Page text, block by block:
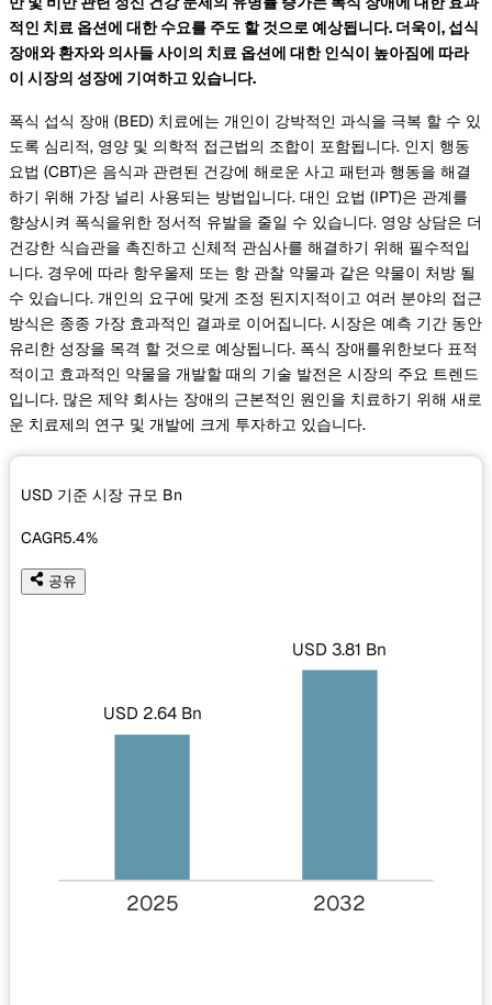
적인 치료 옵션에 대한 수요를 주도 할 것으로 예상됩니다. 더욱이, 섭식
장애와 환자와 의사들 사이의 치료 옵션에 대한 인식이 높아짐에 따라
이 시장의 성장에 기여하고 있습니다.
폭식 섭식 장애 (BED) 치료에는 개인이 강박적인 과식을 극복 할 수 있
도록 심리적, 영양 및 의학적 접근법의 조합이 포함됩니다. 인지 행동
요법 (CBT)은 음식과 관련된 건강에 해로운 사고 패턴과 행동을 해결
하기 위해 가장 널리 사용되는 방법입니다. 대인 요법 (IPT)은 관계를
향상시켜 폭식을위한 정서적 유발을 줄일 수 있습니다. 영양 상담은 더
건강한 식습관을 촉진하고 신체적 관심사를 해결하기 위해 필수적입
니다. 경우에 따라 항우울제 또는 항 관찰 약물과 같은 약물이 처방 될
수 있습니다. 개인의 요구에 맞게 조정 된지지적이고 여러 분야의 접근
방식은 종종 가장 효과적인 결과로 이어집니다. 시장은 예측 기간 동안
유리한 성장을 목격 할 것으로 예상됩니다. 폭식 장애를위한보다 표적
적이고 효과적인 약물을 개발할 때의 기술 발전은 시장의 주요 트렌드
입니다. 많은 제약 회사는 장애의 근본적인 원인을 치료하기 위해 새로
운 치료제의 연구 및 개발에 크게 투자하고 있습니다.
USD 기준 시장 규모 Bn
CAGR5.4%
공유
USD 2.64 Bn
USD 3.81 Bn
2025 2032